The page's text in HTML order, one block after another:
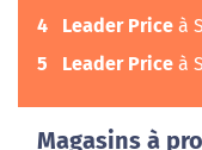
4 Leader Price à
5 Leader Price à
Magasins à